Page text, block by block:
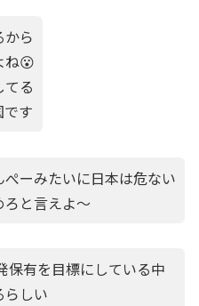
から
ね😮
てる
す
ーみたいに日本は危ない
と言えよ～
保有を目標にしている中
らしい